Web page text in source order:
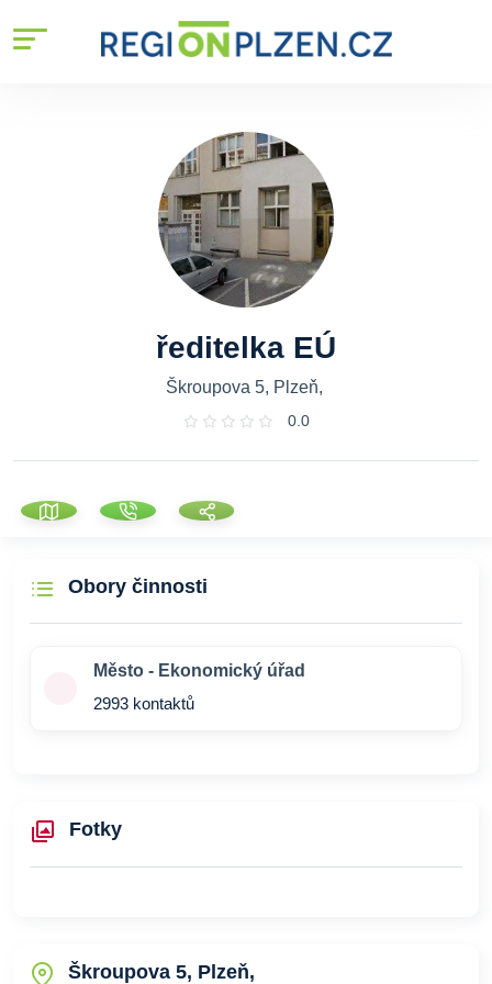
ředitelka EÚ
Škroupova 5, Plzeň,
0.0
Obory činnosti
Město - Ekonomický úřad
2993 kontaktů
Fotky
Škroupova 5, Plzeň,